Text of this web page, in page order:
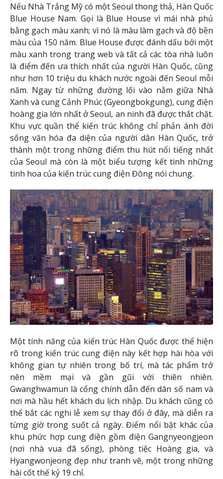
Nếu Nhà Trắng Mỹ có một Seoul thong thả, Hàn Quốc
Blue House Nam. Gọi là Blue House vì mái nhà phủ
bằng gạch màu xanh; vì nó là màu làm gạch và độ bền
màu của 150 năm. Blue House được đánh dấu bởi một
màu xanh trong trang web và tất cả các tòa nhà luôn
là điểm đến ưa thích nhất của người Hàn Quốc, cũng
như hơn 10 triệu du khách nước ngoài đến Seoul mỗi
năm. Ngay từ những đường lối vào nằm giữa Nhà
Xanh và cung Cảnh Phúc (Gyeongbokgung), cung điện
hoàng gia lớn nhất ở Seoul, an ninh đã được thắt chặt.
Khu vực quần thể kiến ​​trúc không chỉ phản ánh đời
sống văn hóa đa diện của người dân Hàn Quốc, trở
thành một trong những điểm thu hút nổi tiếng nhất
của Seoul mà còn là một biểu tượng kết tinh những
tinh hoa của kiến ​​trúc cung điện Đông nói chung.
Một tính năng của kiến ​​trúc Hàn Quốc được thể hiện
rõ trong kiến ​​trúc cung điện này kết hợp hài hòa với
không gian tự nhiên trong bố trí, mà tác phẩm trở
nên mềm mại và gần gũi với thiên nhiên.
Gwanghwamun là cổng chính dẫn đến dân số nam và
nơi mà hầu hết khách du lịch nhập. Du khách cũng có
thể bắt các nghi lễ xem sự thay đổi ở đây, mà diễn ra
từng giờ trong suốt cả ngày. Điểm nổi bật khác của
khu phức hợp cung điện gồm điện Gangnyeongjeon
(nơi nhà vua đã sống), phòng tiệc Hoàng gia, và
Hyangwonjeong đẹp như tranh vẽ, một trong những
hài cốt thế kỷ 19 chỉ.